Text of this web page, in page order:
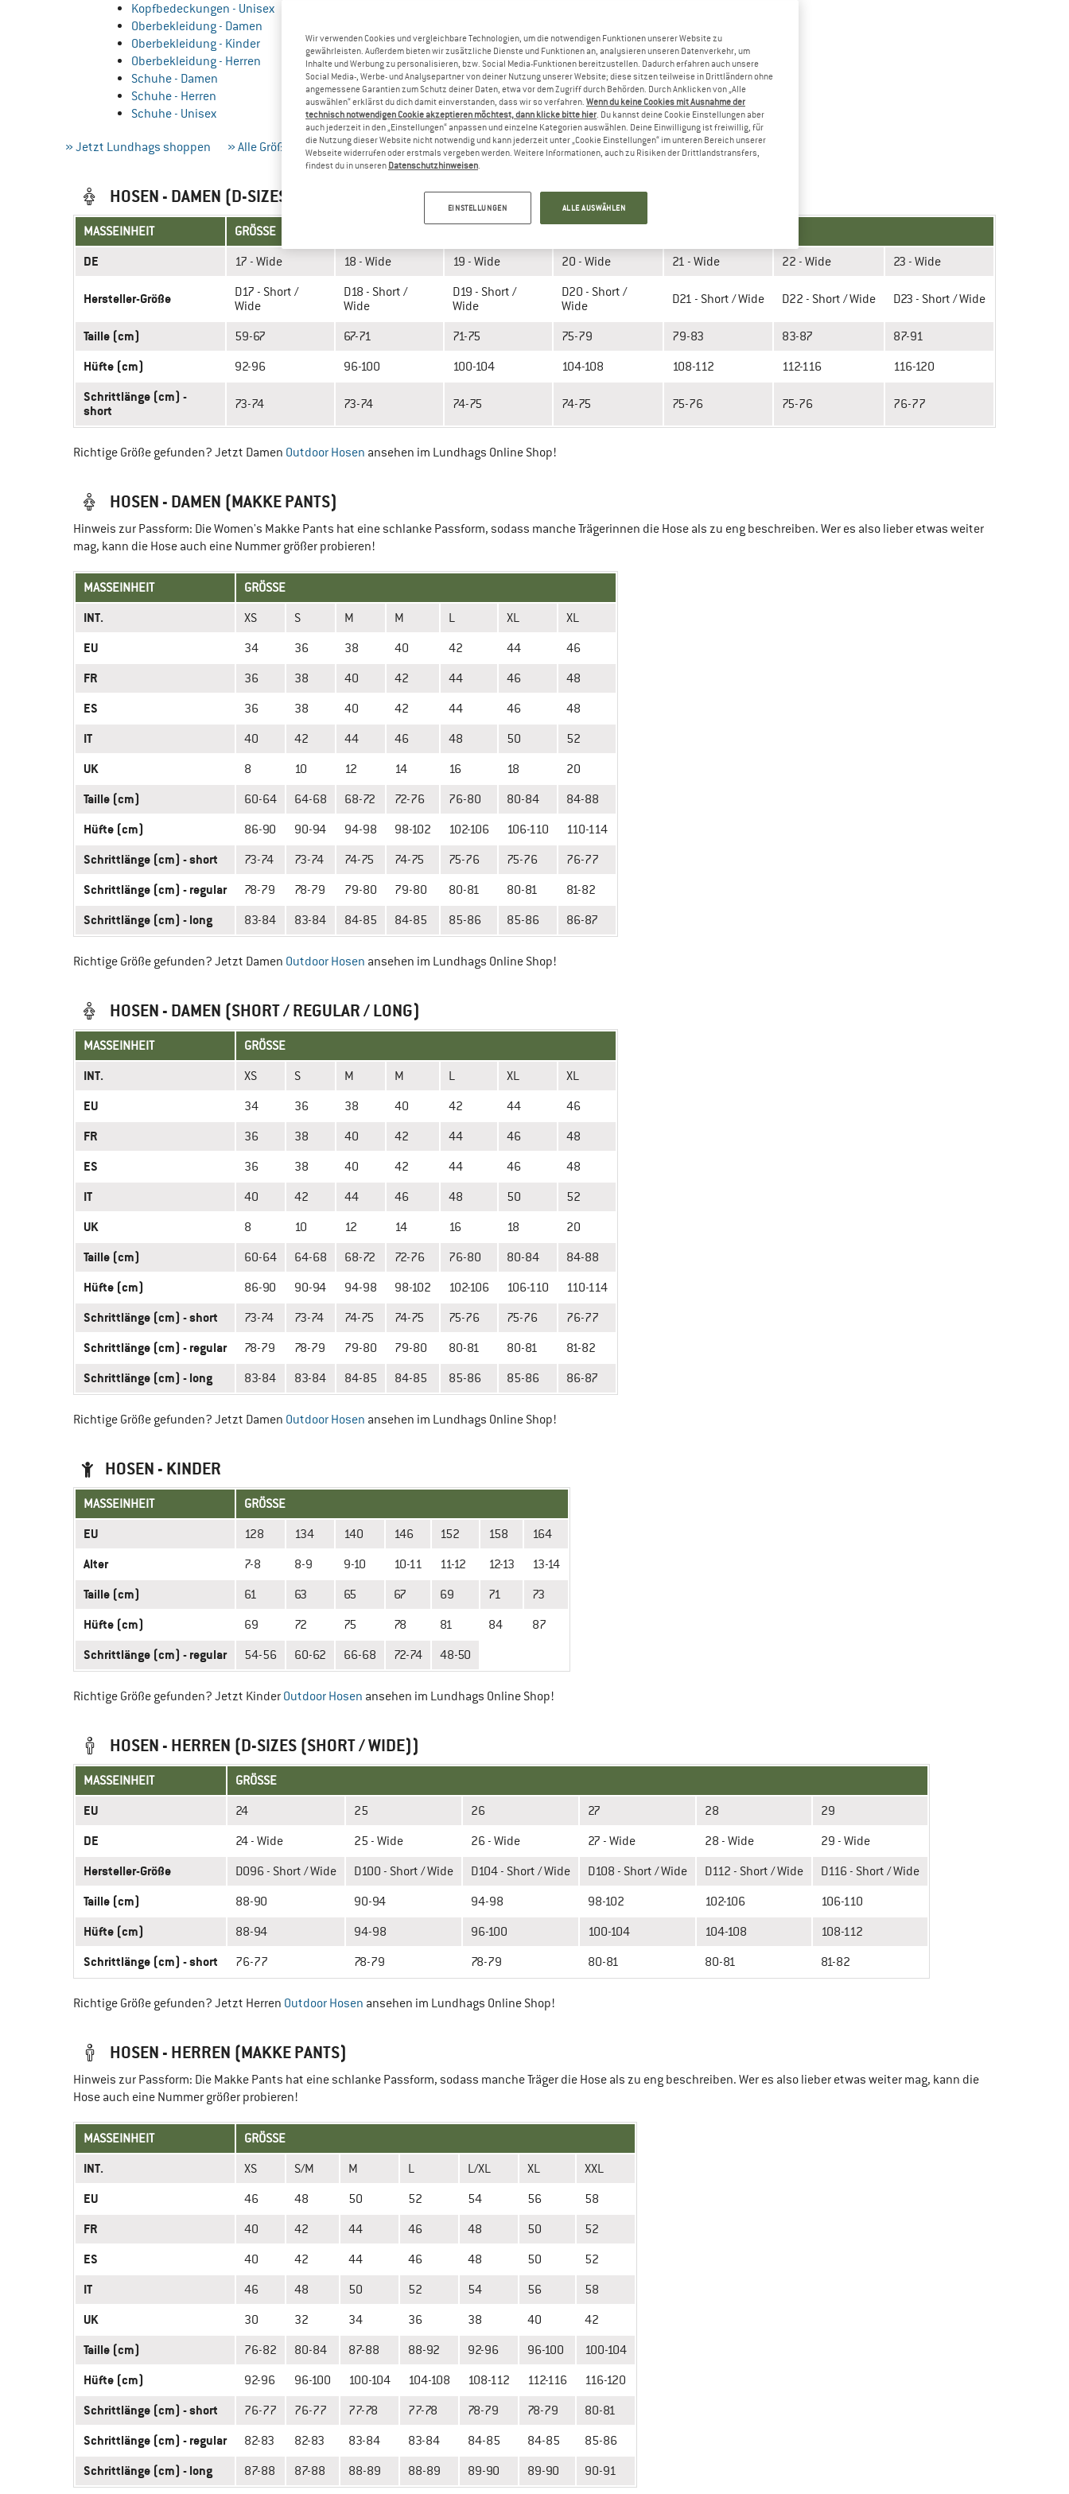
Kopfbedeckungen - Unisex
Oberbekleidung - Damen
Oberbekleidung - Kinder
Oberbekleidung - Herren
Schuhe - Damen
Schuhe - Herren
Schuhe - Unisex
» Jetzt Lundhags shoppen » Alle Größentabellen » Messanleitung
HOSEN - DAMEN (D-SIZES (SHORT / WIDE))
MASSEINHEIT GRÖSSE
DE 17 - Wide 18 - Wide 19 - Wide 20 - Wide 21 - Wide 22 - Wide 23 - Wide
Hersteller-Größe
D17 - Short /
Wide
D18 - Short /
Wide
D19 - Short /
Wide
D20 - Short /
Wide
D21 - Short / Wide D22 - Short / Wide D23 - Short / Wide
Taille (cm) 59-67 67-71 71-75 75-79 79-83 83-87 87-91
Hüfte (cm) 92-96 96-100 100-104 104-108 108-112 112-116 116-120
Schrittlänge (cm) -
short
73-74 73-74 74-75 74-75 75-76 75-76 76-77
Richtige Größe gefunden? Jetzt Damen Outdoor Hosen ansehen im Lundhags Online Shop!
HOSEN - DAMEN (MAKKE PANTS)
Hinweis zur Passform: Die Women's Makke Pants hat eine schlanke Passform, sodass manche Trägerinnen die Hose als zu eng beschreiben. Wer es also lieber etwas weiter
mag, kann die Hose auch eine Nummer größer probieren!
MASSEINHEIT GRÖSSE
INT. XS S M M L XL XL
EU 34 36 38 40 42 44 46
FR 36 38 40 42 44 46 48
ES 36 38 40 42 44 46 48
IT 40 42 44 46 48 50 52
UK 8 10 12 14 16 18 20
Taille (cm) 60-64 64-68 68-72 72-76 76-80 80-84 84-88
Hüfte (cm) 86-90 90-94 94-98 98-102 102-106 106-110 110-114
Schrittlänge (cm) - short 73-74 73-74 74-75 74-75 75-76 75-76 76-77
Schrittlänge (cm) - regular 78-79 78-79 79-80 79-80 80-81 80-81 81-82
Schrittlänge (cm) - long 83-84 83-84 84-85 84-85 85-86 85-86 86-87
Richtige Größe gefunden? Jetzt Damen Outdoor Hosen ansehen im Lundhags Online Shop!
HOSEN - DAMEN (SHORT / REGULAR / LONG)
MASSEINHEIT GRÖSSE
INT. XS S M M L XL XL
EU 34 36 38 40 42 44 46
FR 36 38 40 42 44 46 48
ES 36 38 40 42 44 46 48
IT 40 42 44 46 48 50 52
UK 8 10 12 14 16 18 20
Taille (cm) 60-64 64-68 68-72 72-76 76-80 80-84 84-88
Hüfte (cm) 86-90 90-94 94-98 98-102 102-106 106-110 110-114
Schrittlänge (cm) - short 73-74 73-74 74-75 74-75 75-76 75-76 76-77
Schrittlänge (cm) - regular 78-79 78-79 79-80 79-80 80-81 80-81 81-82
Schrittlänge (cm) - long 83-84 83-84 84-85 84-85 85-86 85-86 86-87
Richtige Größe gefunden? Jetzt Damen Outdoor Hosen ansehen im Lundhags Online Shop!
HOSEN - KINDER
MASSEINHEIT GRÖSSE
EU 128 134 140 146 152 158 164
Alter 7-8 8-9 9-10 10-11 11-12 12-13 13-14
Taille (cm) 61 63 65 67 69 71 73
Hüfte (cm) 69 72 75 78 81 84 87
Schrittlänge (cm) - regular 54-56 60-62 66-68 72-74 48-50
Richtige Größe gefunden? Jetzt Kinder Outdoor Hosen ansehen im Lundhags Online Shop!
HOSEN - HERREN (D-SIZES (SHORT / WIDE))
MASSEINHEIT GRÖSSE
EU 24 25 26 27 28 29
DE 24 - Wide 25 - Wide 26 - Wide 27 - Wide 28 - Wide 29 - Wide
Hersteller-Größe D096 - Short / Wide D100 - Short / Wide D104 - Short / Wide D108 - Short / Wide D112 - Short / Wide D116 - Short / Wide
Taille (cm) 88-90 90-94 94-98 98-102 102-106 106-110
Hüfte (cm) 88-94 94-98 96-100 100-104 104-108 108-112
Schrittlänge (cm) - short 76-77 78-79 78-79 80-81 80-81 81-82
Richtige Größe gefunden? Jetzt Herren Outdoor Hosen ansehen im Lundhags Online Shop!
HOSEN - HERREN (MAKKE PANTS)
Hinweis zur Passform: Die Makke Pants hat eine schlanke Passform, sodass manche Träger die Hose als zu eng beschreiben. Wer es also lieber etwas weiter mag, kann die
Hose auch eine Nummer größer probieren!
MASSEINHEIT GRÖSSE
INT. XS S/M M L L/XL XL XXL
EU 46 48 50 52 54 56 58
FR 40 42 44 46 48 50 52
ES 40 42 44 46 48 50 52
IT 46 48 50 52 54 56 58
UK 30 32 34 36 38 40 42
Taille (cm) 76-82 80-84 87-88 88-92 92-96 96-100 100-104
Hüfte (cm) 92-96 96-100 100-104 104-108 108-112 112-116 116-120
Schrittlänge (cm) - short 76-77 76-77 77-78 77-78 78-79 78-79 80-81
Schrittlänge (cm) - regular 82-83 82-83 83-84 83-84 84-85 84-85 85-86
Schrittlänge (cm) - long 87-88 87-88 88-89 88-89 89-90 89-90 90-91
Wir verwenden Cookies und vergleichbare Technologien, um die notwendigen Funktionen unserer Website zu
gewährleisten. Außerdem bieten wir zusätzliche Dienste und Funktionen an, analysieren unseren Datenverkehr, um
Inhalte und Werbung zu personalisieren, bzw. Social Media-Funktionen bereitzustellen. Dadurch erfahren auch unsere
Social Media-, Werbe- und Analysepartner von deiner Nutzung unserer Website; diese sitzen teilweise in Drittländern ohne
angemessene Garantien zum Schutz deiner Daten, etwa vor dem Zugriff durch Behörden. Durch Anklicken von „Alle
auswählen“ erklärst du dich damit einverstanden, dass wir so verfahren. Wenn du keine Cookies mit Ausnahme der
technisch notwendigen Cookie akzeptieren möchtest, dann klicke bitte hier. Du kannst deine Cookie Einstellungen aber
auch jederzeit in den „Einstellungen“ anpassen und einzelne Kategorien auswählen. Deine Einwilligung ist freiwillig, für
die Nutzung dieser Website nicht notwendig und kann jederzeit unter „Cookie Einstellungen“ im unteren Bereich unserer
Webseite widerrufen oder erstmals vergeben werden. Weitere Informationen, auch zu Risiken der Drittlandstransfers,
findest du in unseren Datenschutzhinweisen.
EINSTELLUNGEN ALLE AUSWÄHLEN